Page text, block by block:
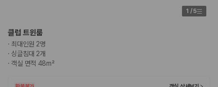
1 /5
클럽 트윈룸
· 최대인원 2명
·싱글침대 2개
·객실 면적 48m²